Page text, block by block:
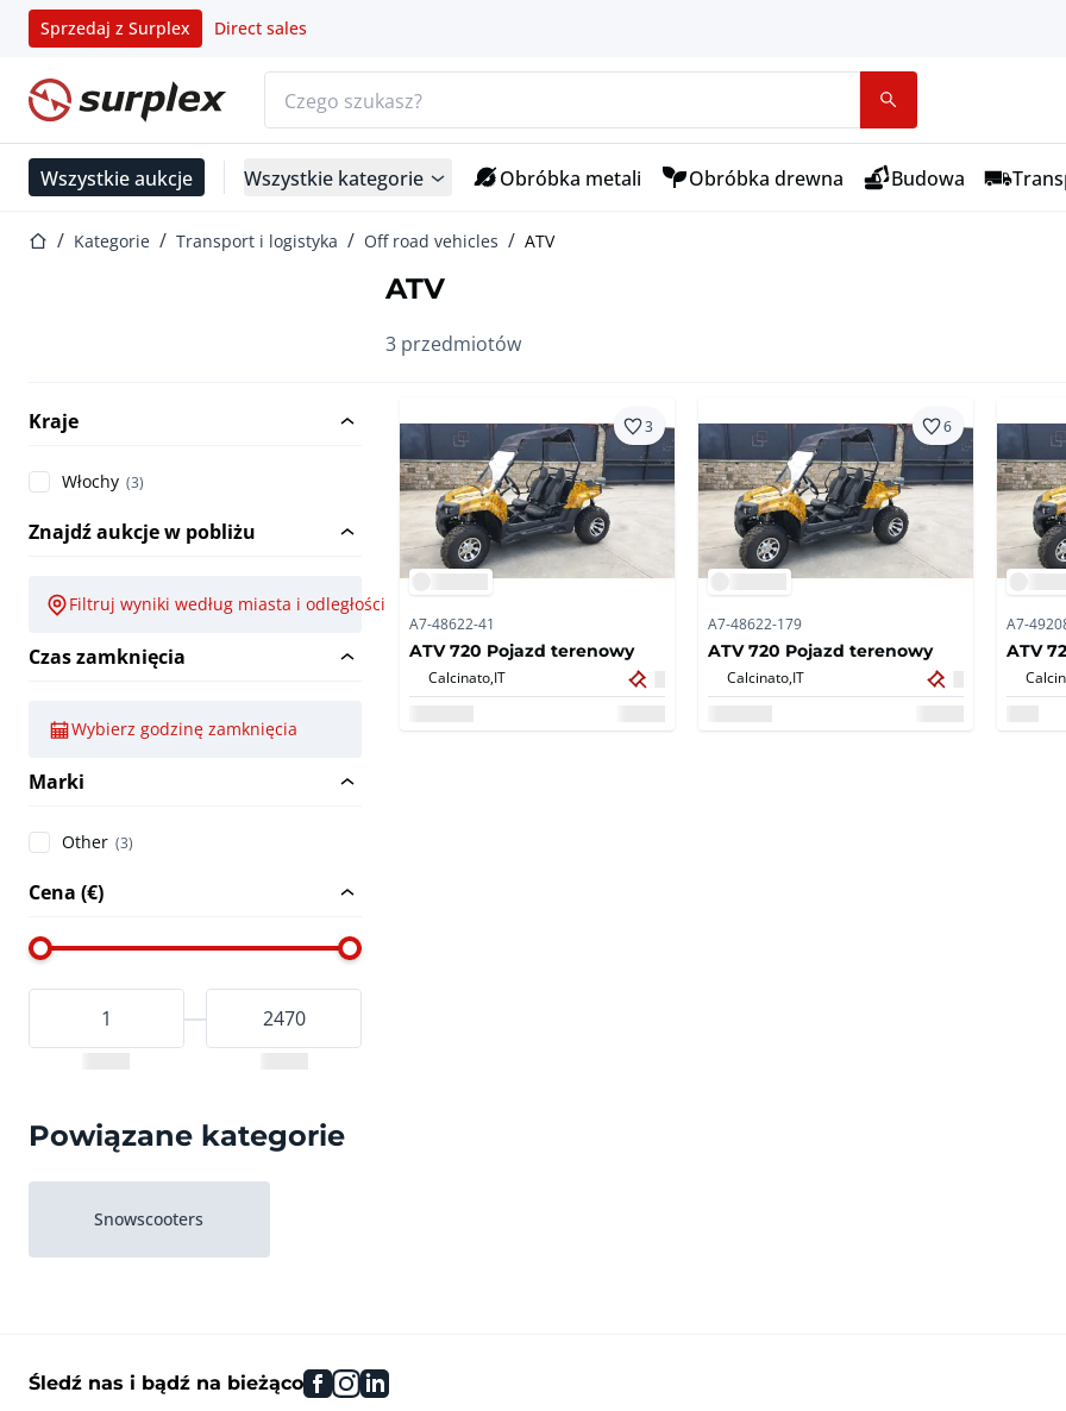
Sprzedaj z Surplex Direct sales
Strona główna
Wszystkie aukcje Wszystkie kategorie Obróbka metali Obróbka drewna Budowa
Strona główna
Kategorie Transport i logistyka Off road vehicles ATV
ATV
3 przedmiotów
Kraje
Włochy (3)
Znajdź aukcje w pobliżu
Filtruj wyniki według miasta i odległości
Czas zamknięcia
Wybierz godzinę zamknięcia
Marki
Other (3)
Cena (€)
3
A7-48622-41
ATV 720 Pojazd terenowy
Calcinato, IT
6
A7-48622-179
ATV 720 Pojazd terenowy
Calcinato, IT
A7-
ATV
Powiązane kategorie
Snowscooters
Śledź nas i bądź na bieżąco facebook
instagram
linkedin